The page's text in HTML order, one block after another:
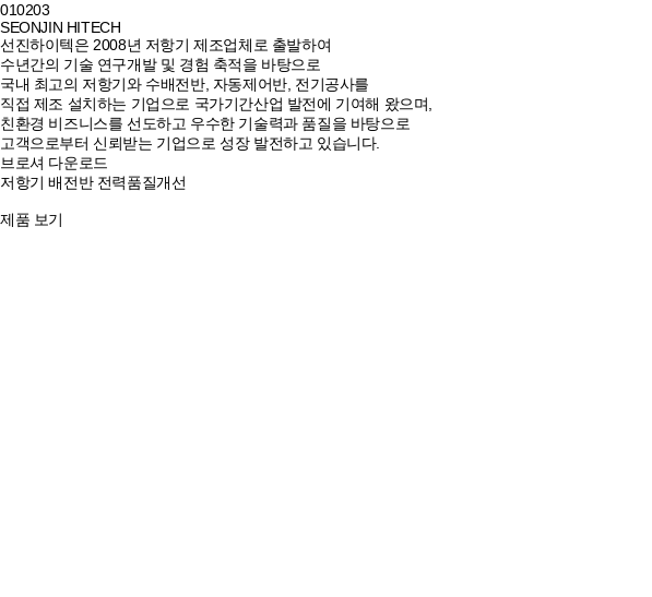
010203
SEONJIN HITECH
선진하이텍은 2008년 저항기 제조업체로 출발하여
수년간의 기술 연구개발 및 경험 축적을 바탕으로
국내 최고의 저항기와 수배전반, 자동제어반, 전기공사를
직접 제조 설치하는 기업으로 국가기간산업 발전에 기여해 왔으며,
친환경 비즈니스를 선도하고 우수한 기술력과 품질을 바탕으로
고객으로부터 신뢰받는 기업으로 성장 발전하고 있습니다.
브로셔 다운로드
저항기 배전반 전력품질개선
제품 보기